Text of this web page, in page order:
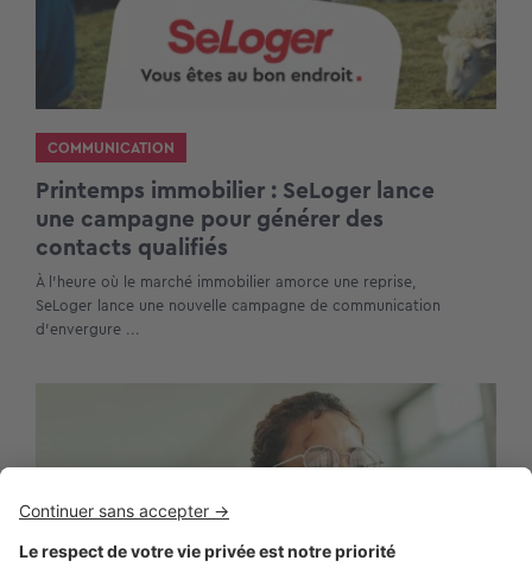
COMMUNICATION
Printemps immobilier : SeLoger lance
une campagne pour générer des
contacts qualifiés
À l’heure où le marché immobilier amorce une reprise,
SeLoger lance une nouvelle campagne de communication
d’envergure ...